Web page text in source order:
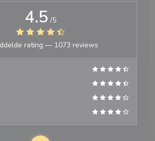
4.5 /5
rating — 1073 reviews